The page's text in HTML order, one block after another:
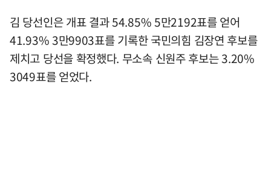
김 당선인은 개표 결과 54.85% 5만2192표를 얻어
41.93% 3만9903표를 기록한 국민의힘 김장연 후보를
제치고 당선을 확정했다. 무소속 신원주 후보는 3.20%
3049표를 얻었다.